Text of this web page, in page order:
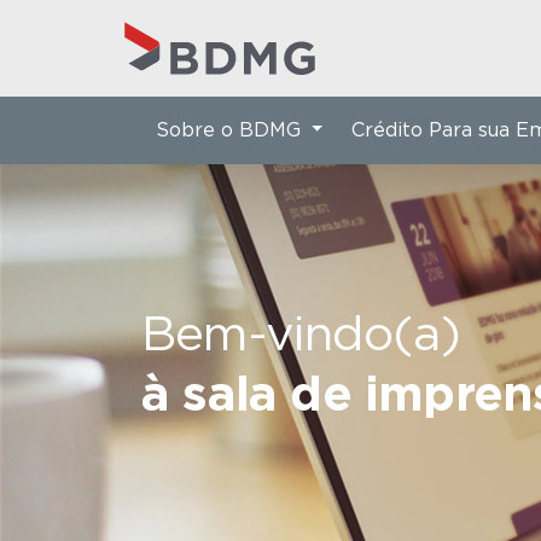
Bem-vindo(a)
à sala de
Sobre o BDMG Crédito Para sua